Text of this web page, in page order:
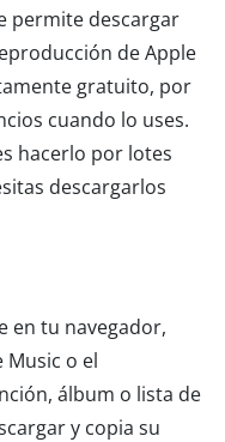
permite descargar
de Apple
gratuito, por
cuando lo uses.
hacerlo por lotes
descargarlos
en tu navegador,
Music o el
álbum o lista de
y copia su